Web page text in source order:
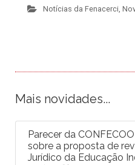
Notícias da Fenacerci
Mais novidades...
Parecer da
sobre a proposta de
Jurídico da Educação